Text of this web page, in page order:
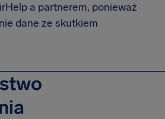
a partnerem, ponieważ
dane ze skutkiem